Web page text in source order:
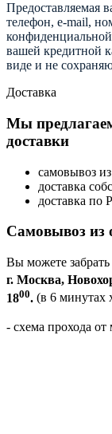
Предоставляемая
телефон, e-mail,
вашей кредитной
виде и не
Доставка
Мы
доставки
самовывоз
доставка
доставка по
Самовывоз из
Вы можете забрать
г. Москва,
1800. (в 6 минутах
- схема прохода